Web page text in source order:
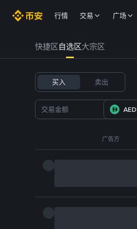
行情 交易 广场
快捷区自选区大宗区
买入 卖出
AED
广告方